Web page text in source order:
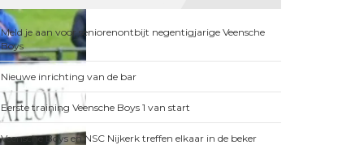
Meld je aan voor seniorenontbijt negentigjarige Veensche
Boys
Nieuwe inrichting van de bar
Eerste training Veensche Boys 1 van start
Veensche Boys en NSC Nijkerk treffen elkaar in de beker